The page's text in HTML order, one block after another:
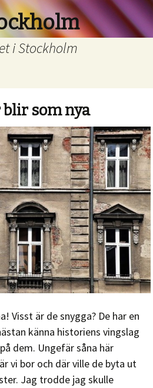
i Stockholm
som nya
Visst är de snygga? De har en
känna historiens vingslag
dem. Ungefär såna här
vi bor och där ville de byta ut
Jag trodde jag skulle